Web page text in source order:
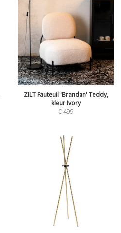
ZILT Fauteuil 'Brandan' Teddy,
kleur Ivory
€499